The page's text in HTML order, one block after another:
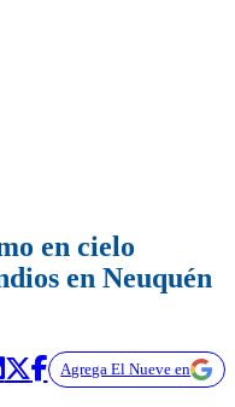
en cielo
en Neuquén
Agrega El Nueve en